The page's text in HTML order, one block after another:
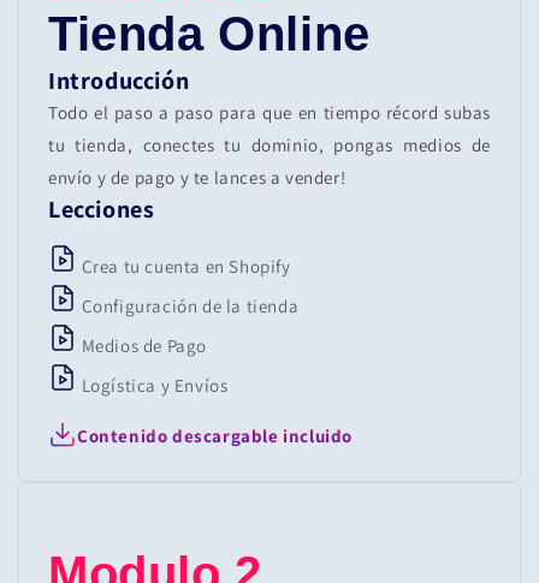
Tienda Online
Introducción
Todo el paso a paso para que en tiempo récord subas
tu tienda, conectes tu dominio, pongas medios de
envío y de pago y te lances a vender!
Lecciones
Crea tu cuenta en Shopify
Configuración de la tienda
Medios de Pago
Logística y Envíos
Contenido descargable incluido